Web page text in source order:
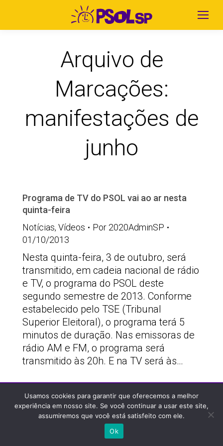
Arquivo de
Marcações:
manifestações de
junho
Programa de TV do PSOL vai ao ar nesta
quinta-feira
Notícias, Vídeos Por 2020AdminSP
01/10/2013
Nesta quinta-feira, 3 de outubro, será
transmitido, em cadeia nacional de rádio
e TV, o programa do PSOL deste
segundo semestre de 2013. Conforme
estabelecido pelo TSE (Tribunal
Superior Eleitoral), o programa terá 5
minutos de duração. Nas emissoras de
rádio AM e FM, o programa será
transmitido às 20h. E na TV será às…
PSOLSP 2020 © - Direitos liberados desde que
citada a fonte
Site desenvolvido porAppmobi
Usamos cookies para garantir que oferecemos a melhor
experiência em nosso site. Se você continuar a usar este site,
assumiremos que você está satisfeito com ele.
Ok